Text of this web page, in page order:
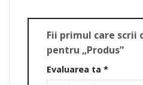
Fii primul care scrii
pentru „Produs”
Evaluarea ta *